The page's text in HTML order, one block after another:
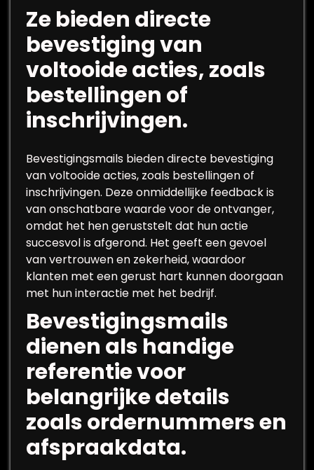
Ze bieden directe
bevestiging van
voltooide acties, zoals
bestellingen of
inschrijvingen.
Bevestigingsmails bieden directe bevestiging
van voltooide acties, zoals bestellingen of
inschrijvingen. Deze onmiddellijke feedback is
van onschatbare waarde voor de ontvanger,
omdat het hen geruststelt dat hun actie
succesvol is afgerond. Het geeft een gevoel
van vertrouwen en zekerheid, waardoor
klanten met een gerust hart kunnen doorgaan
met hun interactie met het bedrijf.
Bevestigingsmails
dienen als handige
referentie voor
belangrijke details
zoals ordernummers en
afspraakdata.